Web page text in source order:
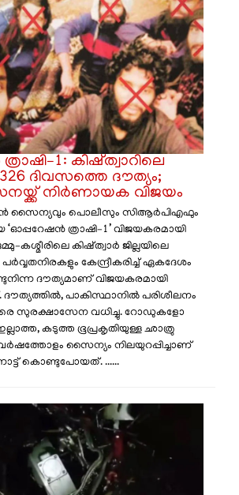
കിഷ്ത്വാറിലെ
ദിവസത്തെ ദൗത്യം;
നിർണായക വിജയം
സൈന്യവും പൊലീസും സിആർപിഎഫും
ത്രാഷി–1’ വിജയകരമായി
കിഷ്ത്വാർ ജില്ലയിലെ
കേന്ദ്രീകരിച്ച് ഏകദേശം
ദൗത്യമാണ് വിജയകരമായി
ദൗത്യത്തിൽ, പാകിസ്ഥാനിൽ പരിശീലനം
സുരക്ഷാസേന വധിച്ചു. റോഡുകളോ
കടുത്ത ഭൂപ്രകൃതിയുള്ള ഛാത്രു
സൈന്യം നിലയുറപ്പിച്ചാണ്
കൊണ്ടുപോയത്. ......